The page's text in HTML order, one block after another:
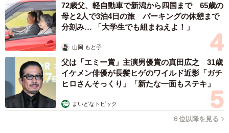
72歳父、軽自動車で新潟から四国まで 65歳の
母と2人で3泊4日の旅 パーキングの休憩まで
分刻み… 「大学生でも組まねえよ！」
山岡 もと子
父は「エミー賞」主演男優賞の真田広之 31歳
イケメン俳優が長髪ヒゲのワイルド近影「ガチ
ヒロさんそっくり」「新たな一面もステキ」
まいどなトピック
６位以降を見る